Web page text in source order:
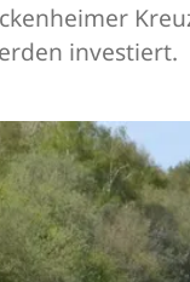
investiert.